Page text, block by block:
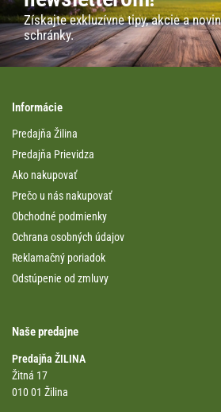
Získajte exkluzívne tipy, akcie a
schránky.
Informácie
Predajňa Žilina
Predajňa Prievidza
Ako nakupovať
Prečo u nás nakupovať
Obchodné podmienky
Ochrana osobných údajov
Reklamačný poriadok
Odstúpenie od zmluvy
Naše predajne
Predajňa ŽILINA
Žitná 17
010 01 Žilina